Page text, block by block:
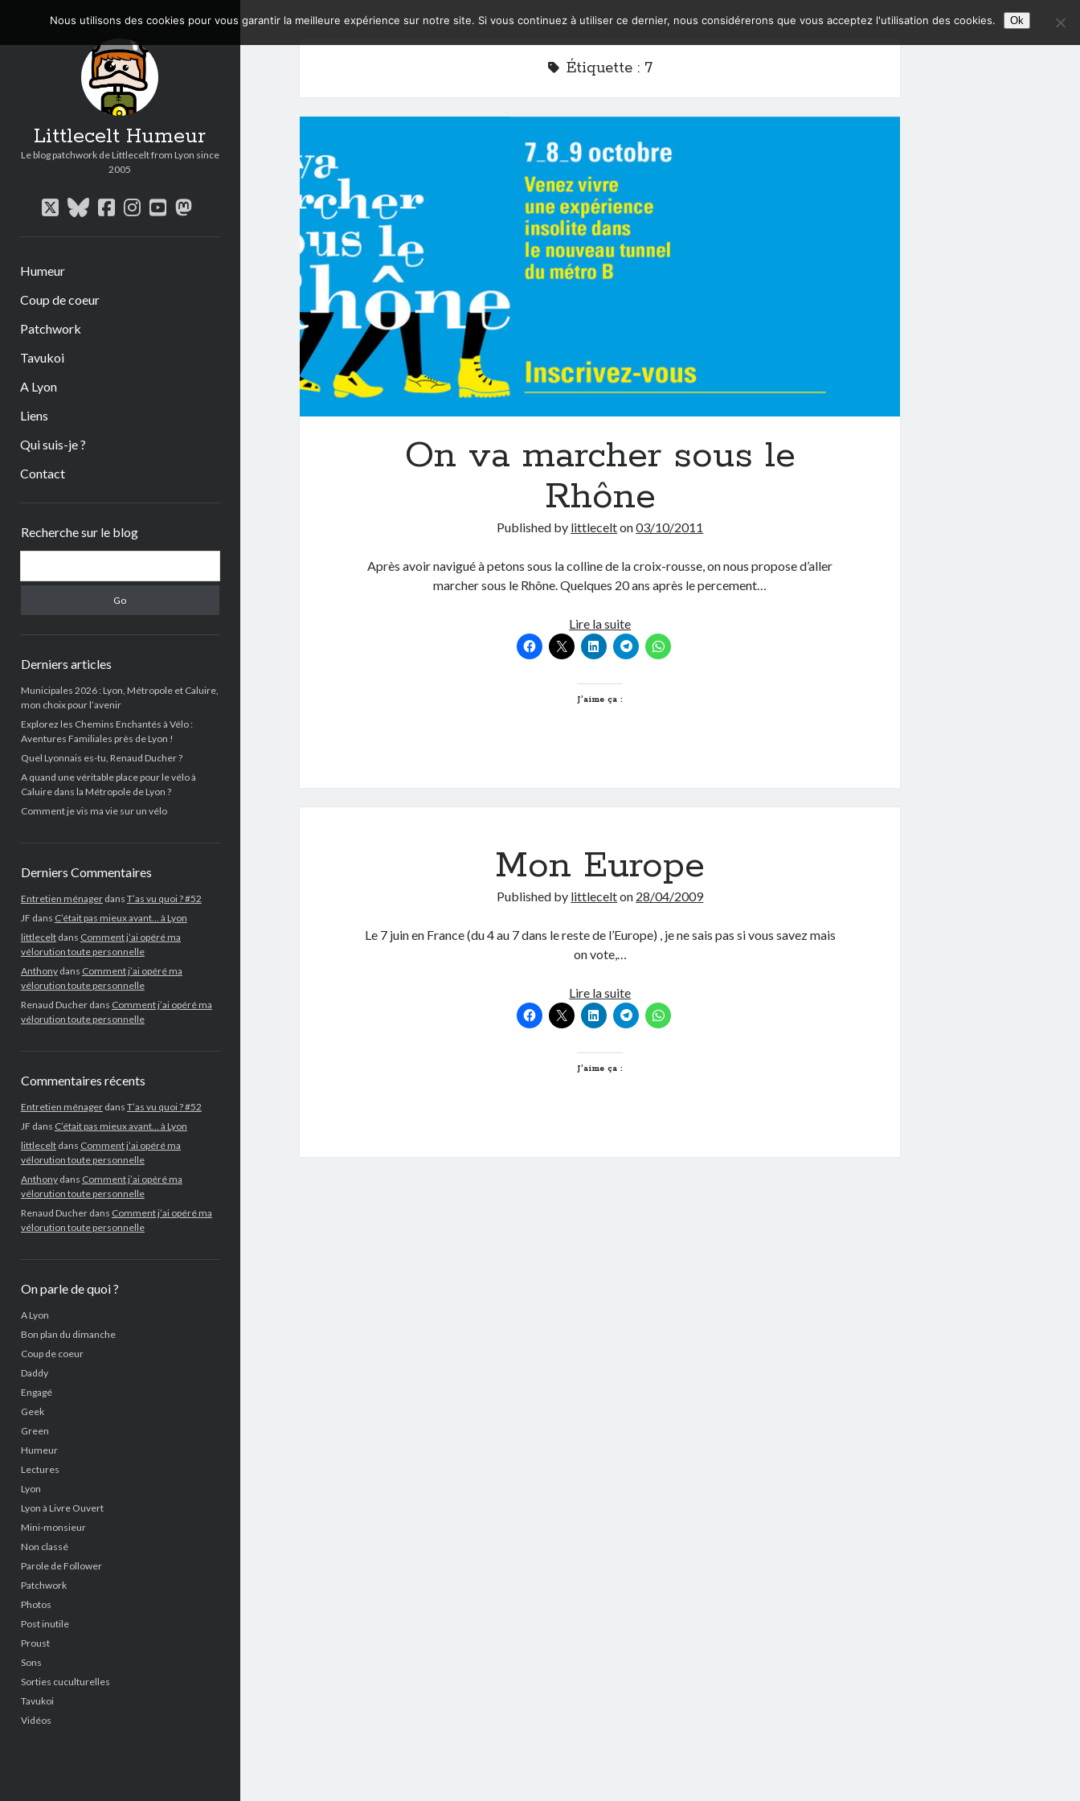
Littlecelt Humeur
Le blog patchwork de Littlecelt from Lyon since
2005
twitterbluesky
facebook
instagram
youtube
mastodon
Humeur
Coup de coeur
Patchwork
Tavukoi
A Lyon
Liens
Qui suis-je ?
Contact
Recherche sur le blog
Derniers articles
Municipales 2026 : Lyon, Métropole et Caluire,
mon choix pour l’avenir
Explorez les Chemins Enchantés à Vélo :
Aventures Familiales près de Lyon !
Quel Lyonnais es-tu, Renaud Ducher ?
A quand une véritable place pour le vélo à
Caluire dans la Métropole de Lyon ?
Comment je vis ma vie sur un vélo
Derniers Commentaires
Entretien ménagerdans T’as vu quoi ? #52
JF dans C’était pas mieux avant… à Lyon
littleceltdans Comment j’ai opéré ma
vélorution toute personnelle
Anthonydans Comment j’ai opéré ma
vélorution toute personnelle
Renaud Ducherdans Comment j’ai opéré ma
vélorution toute personnelle
Commentaires récents
Entretien ménagerdans T’as vu quoi ? #52
JF dans C’était pas mieux avant… à Lyon
littleceltdans Comment j’ai opéré ma
vélorution toute personnelle
Anthonydans Comment j’ai opéré ma
vélorution toute personnelle
Renaud Ducherdans Comment j’ai opéré ma
vélorution toute personnelle
On parle de quoi ?
A Lyon
Bon plan du dimanche
Coup de coeur
Daddy
Engagé
Geek
Green
Humeur
Lectures
Lyon
Lyon à Livre Ouvert
Mini-monsieur
Non classé
Parole de Follower
Patchwork
Photos
Post inutile
Proust
Sons
Sorties cuculturelles
Tavukoi
Vidéos
Étiquette : 7
On va marcher sous le
Rhône
Published by littlecelton03/10/2011
Après avoir navigué à petons sous la colline de la croix-rousse, on nous propose d’aller
marcher sous le Rhône. Quelques 20 ans après le percement…
Lire la suiteOn
va
marcher
J’aime ça :
Mon Europe
Published by littlecelton 28/04/2009
Le 7 juin en France (du 4 au 7 dans le reste de l’Europe) , je ne sais pas si vous savez mais
on vote,…
Lire la suiteMon
Europe
J’aime ça :
Nous utilisons des cookies pour vous garantir la meilleure expérience sur notre site. Si vous continuez à utiliser ce dernier, nous considérerons que vous acceptez l'utilisation des cookies. Ok